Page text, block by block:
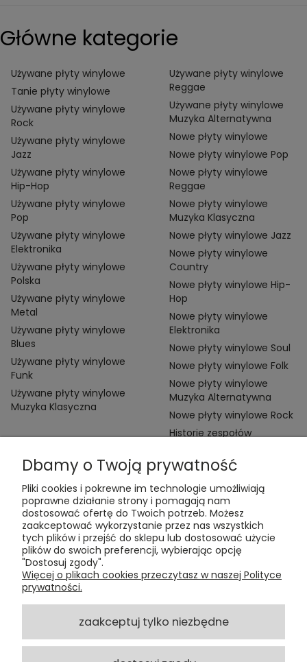
Główne kategorie
Używane płyty winylowe
Tanie płyty winylowe
Używane płyty winylowe
Rock
Używane płyty winylowe
Jazz
Używane płyty winylowe
Hip-Hop
Używane płyty winylowe
Pop
Używane płyty winylowe
Elektronika
Używane płyty winylowe
Polska
Używane płyty winylowe
Metal
Używane płyty winylowe
Blues
Używane płyty winylowe
Funk
Używane płyty winylowe
Muzyka Klasyczna
Używane płyty winylowe
Reggae
Używane płyty winylowe
Muzyka Alternatywna
Nowe płyty winylowe
Nowe płyty winylowe Pop
Nowe płyty winylowe
Reggae
Nowe płyty winylowe
Muzyka Klasyczna
Nowe płyty winylowe Jazz
Nowe płyty winylowe
Country
Nowe płyty winylowe Hip-
Hop
Nowe płyty winylowe
Elektronika
Nowe płyty winylowe Soul
Nowe płyty winylowe Folk
Nowe płyty winylowe
Muzyka Alternatywna
Nowe płyty winylowe Rock
Historie zespołów
Kontakt:
t:+48 609 155 327
e:vinyltamka@gmail.com
ul. Chmielna 20, 00-020 Warszawa
Dbamy o Twoją prywatność
Pliki cookies i pokrewne im technologie umożliwiają
poprawne działanie strony i pomagają nam
dostosować ofertę do Twoich potrzeb. Możesz
zaakceptować wykorzystanie przez nas wszystkich
tych plików i przejść do sklepu lub dostosować użycie
plików do swoich preferencji, wybierając opcję
"Dostosuj zgody".
Więcej o plikach cookies przeczytasz w naszej Polityce
prywatności.
zaakceptuj tylko niezbędne